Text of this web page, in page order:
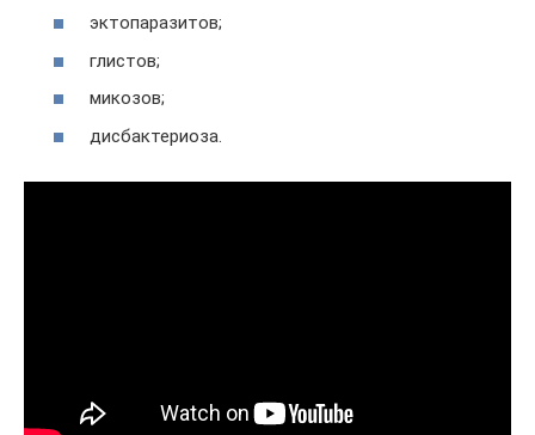
эктопаразитов;
глистов;
микозов;
дисбактериоза.